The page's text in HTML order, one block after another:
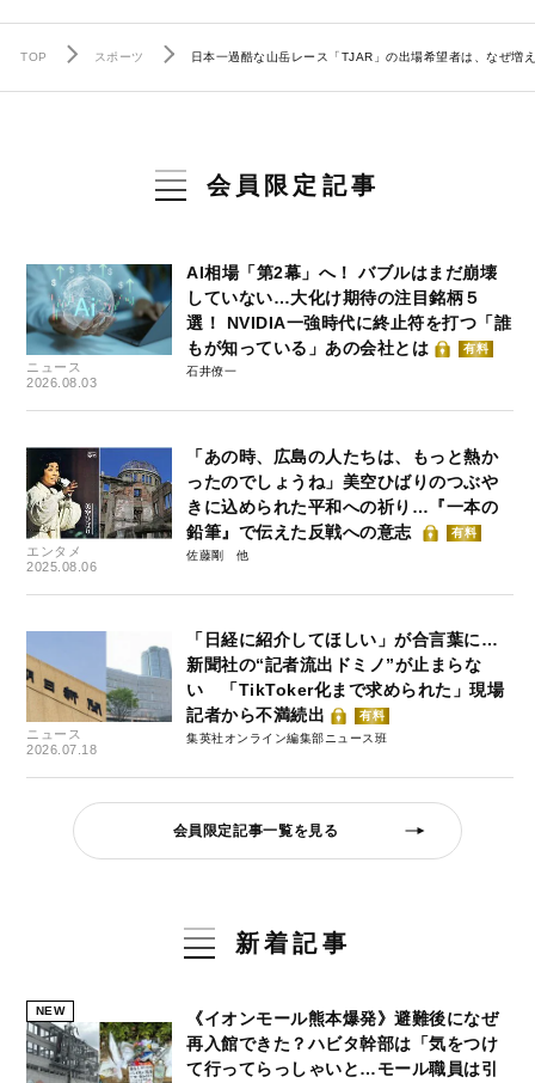
TOP スポーツ 日本一過酷な山岳レース「TJAR」の出場希望者は、なぜ増
会員限定記事
ニュース
2026.08.03
AI相場「第2幕」へ！ バブルはまだ崩壊
していない…大化け期待の注目銘柄５
選！ NVIDIA一強時代に終止符を打つ「誰
もが知っている」あの会社とは
有料
石井僚一
エンタメ
2025.08.06
「あの時、広島の人たちは、もっと熱か
ったのでしょうね」美空ひばりのつぶや
きに込められた平和への祈り…『一本の
鉛筆』で伝えた反戦への意志
有料
佐藤剛
ニュース
2026.07.18
「日経に紹介してほしい」が合言葉に…
新聞社の“記者流出ドミノ”が止まらな
い 「TikToker化まで求められた」現場
記者から不満続出
有料
集英社オンライン編集部ニュース班
会員限定記事一覧を見る
新着記事
NEW
《イオンモール熊本爆発》避難後になぜ
再入館できた？ハビタ幹部は「気をつけ
て行ってらっしゃいと…モール職員は引